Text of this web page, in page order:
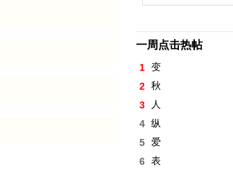
一周点击热帖
1 变
2 秋
3 人
4 纵
5 爱
6 表